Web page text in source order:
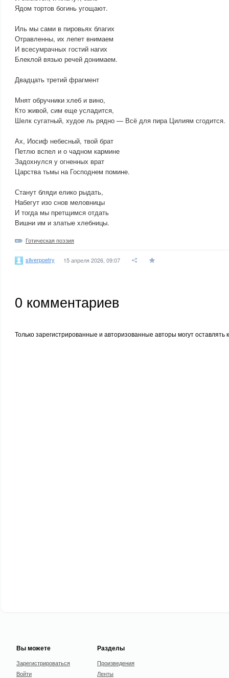
Ядом тортов богинь угощают.
Иль мы сами в пировьях благих
Отравленны, их лепет внимаем
И всесумрачных гостий нагих
Блеклой вязью речей донимаем.
Двадцать третий фрагмент
Мнят обручники хлеб и вино,
Кто живой, сим еще усладится,
Шелк сугатный, худое ль рядно — Всё для пира Цилиям сгодится.
Ах, Иосиф небесный, твой брат
Петлю вспел и о чадном кармине
Задохнулся у огненных врат
Царства тьмы на Господнем помине.
Станут бляди елико рыдать,
Набегут изо снов меловницы
И тогда мы претщимся отдать
Вишни им и златые хлебницы.
Готическая поэзия
silverpoetry 15 апреля 2026, 09:07
0 комментариев
Только зарегистрированные и авторизованные авторы могут оставлять
Вы можете
Зарегистрироваться
Войти
Разделы
Произведения
Ленты